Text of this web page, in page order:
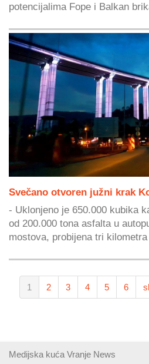
potencijalima Fope i Balkan
Svečano otvoren južni krak
- Uklonjeno je 650.000 kubika
od 200.000 tona asfalta u
mostova, probijena tri
1 2 3 4 5 6
Medijska kuća Vranje News